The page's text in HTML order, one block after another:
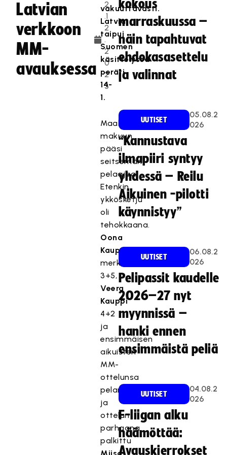
Latvian
verkkoon
MM-
avauksessa
2
.1
2
.
2
0
2
3
vakuuttavasti.
Latvia
taipui
Suomen
käsittelyssä
peräti
14-
1.
Maalin
makuun
pääsi
seitsemän
pelaajaa.
Etenkin
ykkösketju
oli
tehokkaana.
Oona
Kauppi
merkkautti
3+5,
Veera
Kauppi
4+2
ja
ensimmäisen
aikuisten
MM-
ottelunsa
pelannut
ja
ottelun
parhaana
palkittu
T
ä
i
kokous
marraskuussa –
näin tapahtuvat
ehdokasasettelu
ja valinnat
UUTISET
05.08.2
026
“Kannustava
ilmapiiri syntyy
yhdessä – Reilu
Aikuinen -pilotti
käynnistyy”
UUTISET
06.08.2
026
Pelipassit kaudelle
2026–27 nyt
myynnissä –
hanki ennen
ensimmäistä peliä
UUTISET
04.08.2
026
F-liigan alku
häämöttää:
Avauskierrokset